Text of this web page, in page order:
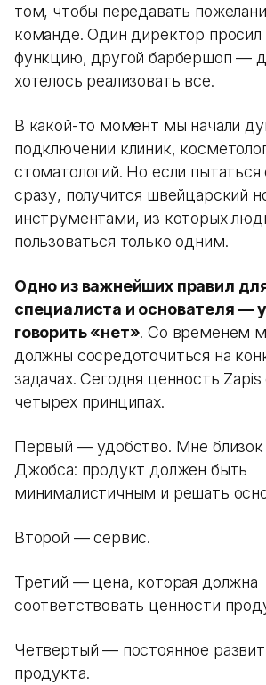
том, чтобы передавать
команде. Один директор
функцию, другой барбершоп —
хотелось реализовать все.
В какой-то момент мы начали
подключении клиник,
стоматологий. Но если пытаться
сразу, получится швейцарский
инструментами, из которых
пользоваться только одним.
Одно из важнейших правил
специалиста и основателя —
говорить «нет». Со временем
должны сосредоточиться на
задачах. Сегодня ценность Zapis
четырех принципах.
Первый — удобство. Мне
Джобса: продукт должен быть
минималистичным и решать
Второй — сервис.
Третий — цена, которая должна
соответствовать ценности
Четвертый — постоянное
продукта.